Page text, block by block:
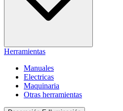
Herramientas
Manuales
Electricas
Maquinaria
Otras herramientas